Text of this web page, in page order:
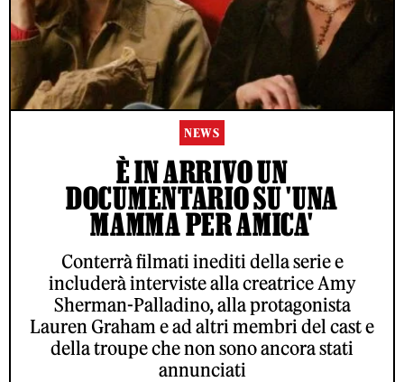
NEWS
È IN ARRIVO UN
DOCUMENTARIO SU 'UNA
MAMMA PER AMICA'
Conterrà filmati inediti della serie e
includerà interviste alla creatrice Amy
Sherman-Palladino, alla protagonista
Lauren Graham e ad altri membri del cast e
della troupe che non sono ancora stati
annunciati